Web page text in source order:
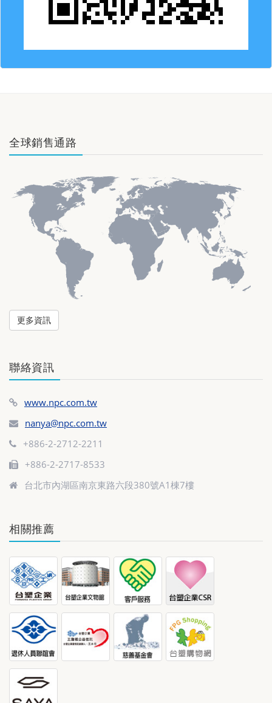
全球銷售通路
更多資訊
聯絡資訊
www.npc.com.tw
nanya@npc.com.tw
+886-2-2712-2211
+886-2-2717-8533
台北市內湖區南京東路六段380號A1棟7樓
相關推薦